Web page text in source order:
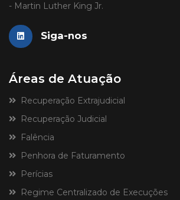
- Martin Luther King Jr.
Siga-nos
Áreas de Atuação
Recuperação Extrajudicial
Recuperação Judicial
Falência
Penhora de Faturamento
Perícias
Regime Centralizado de Execuções